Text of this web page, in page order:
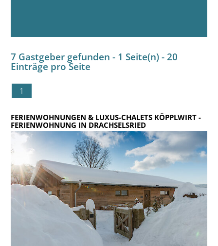
7 Gastgeber gefunden - 1 Seite(n) - 20
Einträge pro Seite
1
FERIENWOHNUNGEN & LUXUS-CHALETS KÖPPLWIRT-
FERIENWOHNUNG IN DRACHSELSRIED